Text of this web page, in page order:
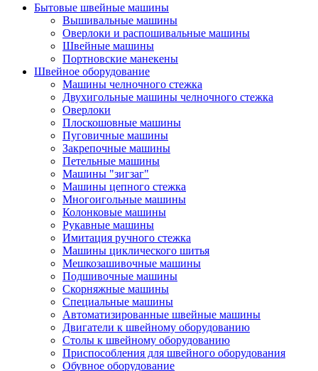
Бытовые швейные машины
Вышивальные машины
Оверлоки и распошивальные машины
Швейные машины
Портновские манекены
Швейное оборудование
Машины челночного стежка
Двухигольные машины челночного стежка
Оверлоки
Плоскошовные машины
Пуговичные машины
Закрепочные машины
Петельные машины
Машины "зигзаг"
Машины цепного стежка
Многоигольные машины
Колонковые машины
Рукавные машины
Имитация ручного стежка
Машины циклического шитья
Мешкозашивочные машины
Подшивочные машины
Скорняжные машины
Специальные машины
Автоматизированные швейные машины
Двигатели к швейному оборудованию
Столы к швейному оборудованию
Приспособления для швейного оборудования
Обувное оборудование